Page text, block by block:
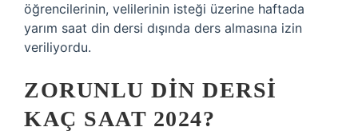
öğrencilerinin, velilerinin isteği üzerine haftada
yarım saat din dersi dışında ders almasına izin
veriliyordu.
ZORUNLU DIN DERSI
KAÇ SAAT 2024?